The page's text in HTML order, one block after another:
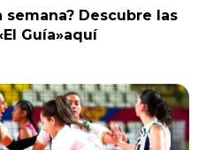
Descubre las
Guía»aquí